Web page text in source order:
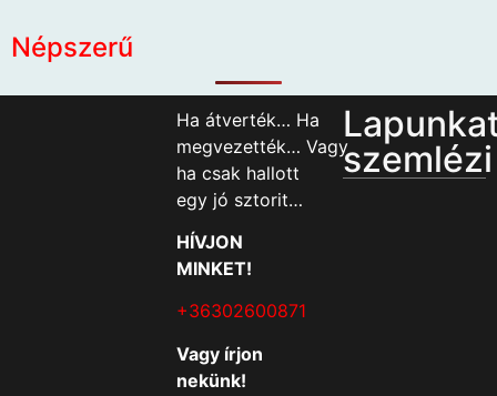
Népszerű
Ha átverték… Ha
megvezették… Vagy
ha csak hallott
egy jó sztorit…
HÍVJON
MINKET!
+36302600871
Vagy írjon
nekünk!
szemlézi